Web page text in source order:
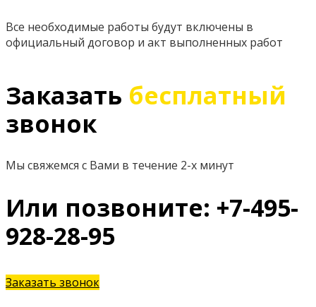
Все необходимые работы будут включены в
официальный договор и акт выполненных работ
Заказать бесплатный
звонок
Мы свяжемся с Вами в течение 2-х минут
Или позвоните: +7-495-
928-28-95
Заказать звонок